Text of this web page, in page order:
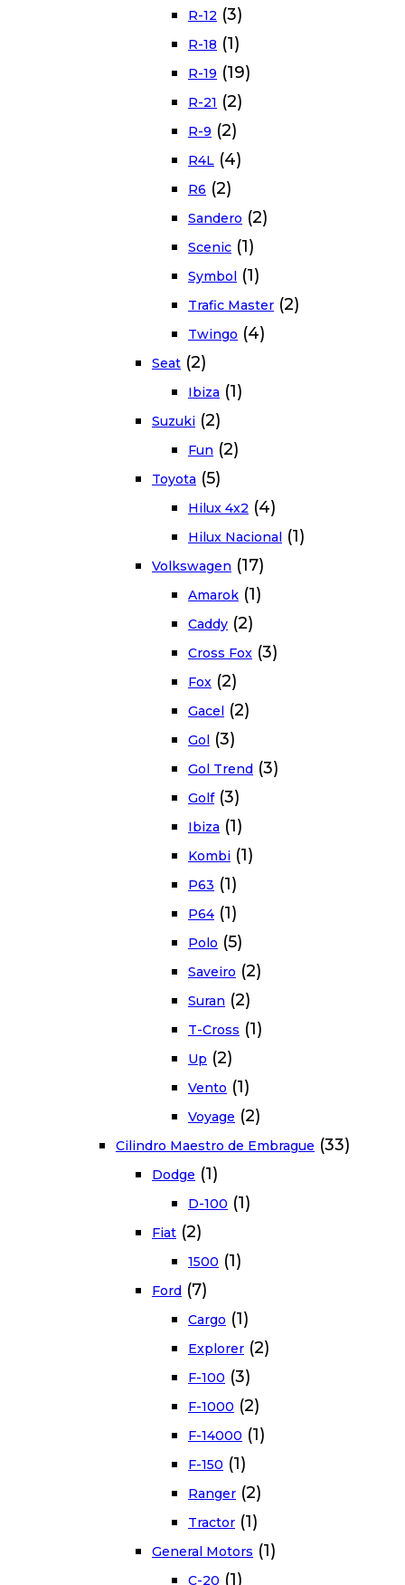
R-12 (3)
R-18 (1)
R-19 (19)
R-21 (2)
R-9 (2)
R4L (4)
R6 (2)
Sandero (2)
Scenic (1)
Symbol (1)
Trafic Master (2)
Twingo (4)
Seat (2)
Ibiza (1)
Suzuki (2)
Fun (2)
Toyota (5)
Hilux 4x2 (4)
Hilux Nacional (1)
Volkswagen (17)
Amarok (1)
Caddy (2)
Cross Fox (3)
Fox (2)
Gacel (2)
Gol (3)
Gol Trend (3)
Golf (3)
Ibiza (1)
Kombi (1)
P63 (1)
P64 (1)
Polo (5)
Saveiro (2)
Suran (2)
T-Cross (1)
Up (2)
Vento (1)
Voyage (2)
Cilindro Maestro de Embrague (33)
Dodge (1)
D-100 (1)
Fiat (2)
1500 (1)
Ford (7)
Cargo (1)
Explorer (2)
F-100 (3)
F-1000 (2)
F-14000 (1)
F-150 (1)
Ranger (2)
Tractor (1)
General Motors (1)
C-20 (1)